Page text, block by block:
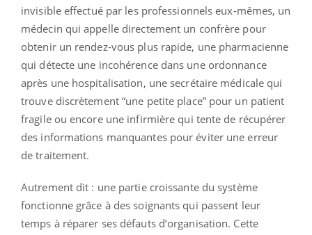
invisible effectué par les professionnels eux-mêmes, un
médecin qui appelle directement un confrère pour
obtenir un rendez-vous plus rapide, une pharmacienne
qui détecte une incohérence dans une ordonnance
après une hospitalisation, une secrétaire médicale qui
trouve discrètement “une petite place” pour un patient
fragile ou encore une infirmière qui tente de récupérer
des informations manquantes pour éviter une erreur
de traitement.
Autrement dit : une partie croissante du système
fonctionne grâce à des soignants qui passent leur
temps à réparer ses défauts d’organisation. Cette